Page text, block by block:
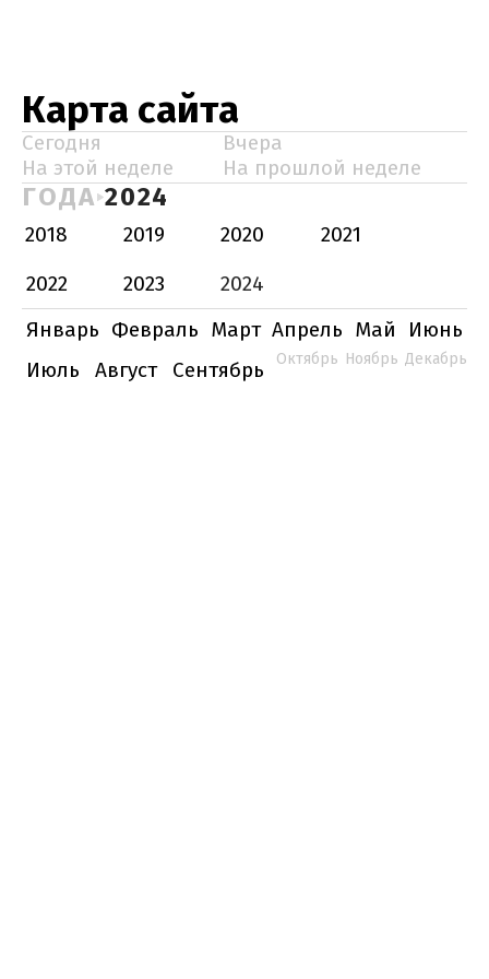
Карта сайта
Сегодня
Вчера
На этой неделе
На прошлой неделе
ГОДА 2024
2018 2019 2020
2021
2022
2023
2024
Январь Февраль Март Апрель Май
Июнь
Июль
Август Сентябрь Октябрь Ноябрь Декабрь